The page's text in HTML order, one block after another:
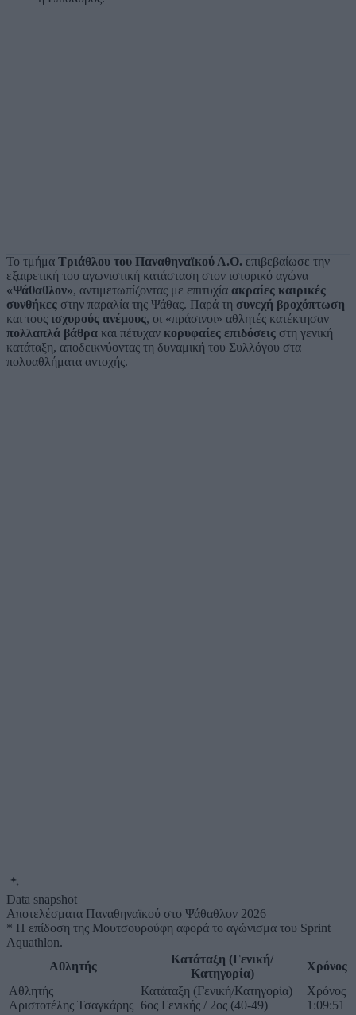
Το τμήμα Τριάθλου του Παναθηναϊκού Α.Ο. επιβεβαίωσε την
εξαιρετική του αγωνιστική κατάσταση στον ιστορικό αγώνα
«Ψάθαθλον», αντιμετωπίζοντας με επιτυχία ακραίες καιρικές
συνθήκες στην παραλία της Ψάθας. Παρά τη συνεχή βροχόπτωση
και τους ισχυρούς ανέμους, οι «πράσινοι» αθλητές κατέκτησαν
πολλαπλά βάθρα και πέτυχαν κορυφαίες επιδόσεις στη γενική
κατάταξη, αποδεικνύοντας τη δυναμική του Συλλόγου στα
πολυαθλήματα αντοχής.
Data snapshot
Αποτελέσματα Παναθηναϊκού στο Ψάθαθλον 2026
* Η επίδοση της Μουτσουρούφη αφορά το αγώνισμα του Sprint
Aquathlon.
Αθλητής
Κατάταξη (Γενική/
Κατηγορία)
Χρόνος
Αθλητής
Αριστοτέλης Τσαγκάρης
Κατάταξη (Γενική/Κατηγορία)
6ος Γενικής / 2ος (40-49)
Χρόνος
1:09:51